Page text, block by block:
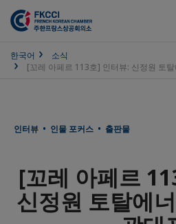
한국어
소식
[꼬레 아페르 113호] 인터뷰: 신정원 토
인터뷰 • 인물 포커스 • 출판물
[꼬레 아페르
신정원 토탈에